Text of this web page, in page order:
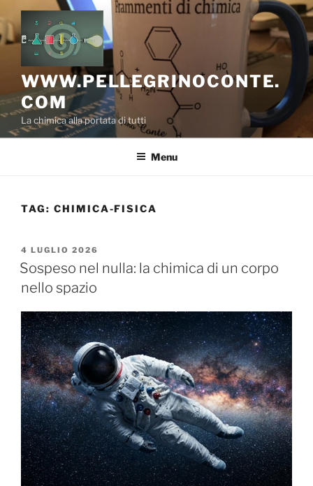
Salta
al
contenuto
WWW.PELLEGRINOCONTE.
COM
La chimica alla portata di tutti
Menu
TAG: CHIMICA-FISICA
PUBBLICATO
IL
4 LUGLIO 2026
Sospeso nel nulla: la chimica di un corpo
nello spazio